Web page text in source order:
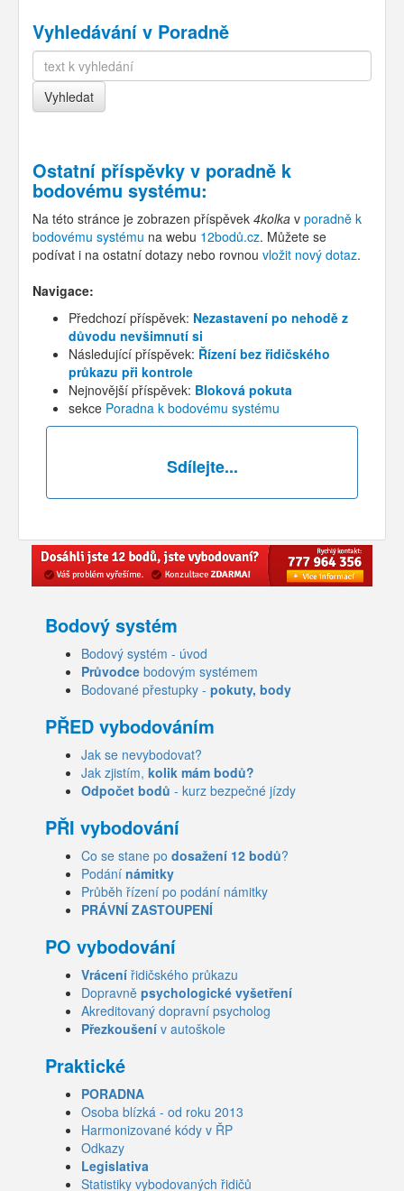
Vyhledávání v Poradně
Ostatní příspěvky v poradně k
bodovému systému:
Na této stránce je zobrazen příspěvek 4kolka v poradně k
bodovému systému na webu 12bodů.cz. Můžete se
podívat i na ostatní dotazy nebo rovnou vložit nový dotaz.
Navigace:
Předchozí příspěvek: Nezastavení po nehodě z
důvodu nevšimnutí si
Následující příspěvek: Řízení bez řidičského
průkazu při kontrole
Nejnovější příspěvek: Bloková pokuta
sekce Poradna k bodovému systému
Sdílejte...
Bodový systém
Bodový systém - úvod
Průvodce bodovým systémem
Bodované přestupky - pokuty, body
PŘED vybodováním
Jak se nevybodovat?
Jak zjistím, kolik mám bodů?
Odpočet bodů - kurz bezpečné jízdy
PŘI vybodování
Co se stane po dosažení 12 bodů?
Podání námitky
Průběh řízení po podání námitky
PRÁVNÍ ZASTOUPENÍ
PO vybodování
Vrácení řidičského průkazu
Dopravně psychologické vyšetření
Akreditovaný dopravní psycholog
Přezkoušení v autoškole
Praktické
PORADNA
Osoba blízká - od roku 2013
Harmonizované kódy v ŘP
Odkazy
Legislativa
Statistiky vybodovaných řidičů